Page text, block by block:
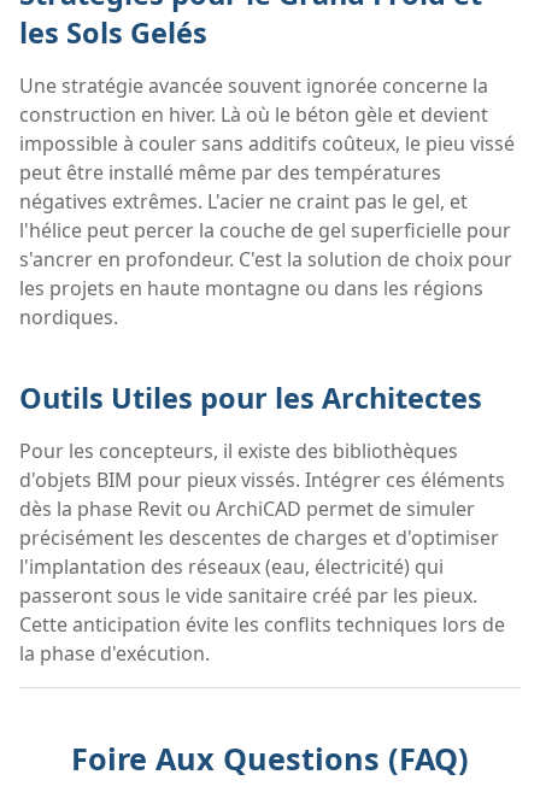
les Sols Gelés
Une stratégie avancée souvent ignorée concerne la
construction en hiver. Là où le béton gèle et devient
impossible à couler sans additifs coûteux, le pieu vissé
peut être installé même par des températures
négatives extrêmes. L'acier ne craint pas le gel, et
l'hélice peut percer la couche de gel superficielle pour
s'ancrer en profondeur. C'est la solution de choix pour
les projets en haute montagne ou dans les régions
nordiques.
Outils Utiles pour les Architectes
Pour les concepteurs, il existe des bibliothèques
d'objets BIM pour pieux vissés. Intégrer ces éléments
dès la phase Revit ou ArchiCAD permet de simuler
précisément les descentes de charges et d'optimiser
l'implantation des réseaux (eau, électricité) qui
passeront sous le vide sanitaire créé par les pieux.
Cette anticipation évite les conflits techniques lors de
la phase d'exécution.
Foire Aux Questions (FAQ)